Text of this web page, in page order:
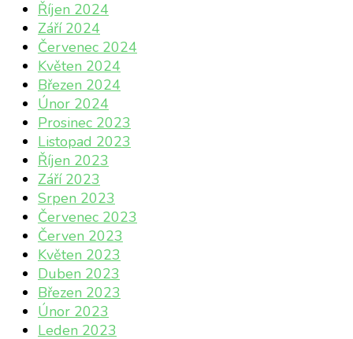
Říjen 2024
Září 2024
Červenec 2024
Květen 2024
Březen 2024
Únor 2024
Prosinec 2023
Listopad 2023
Říjen 2023
Září 2023
Srpen 2023
Červenec 2023
Červen 2023
Květen 2023
Duben 2023
Březen 2023
Únor 2023
Leden 2023